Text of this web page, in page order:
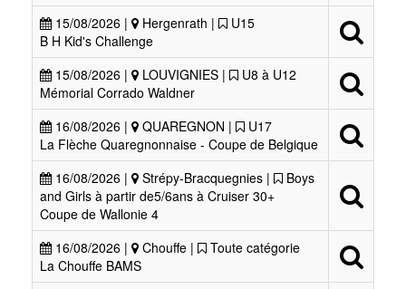
15/08/2026 |
Hergenrath |
U15
B H Kid's Challenge
15/08/2026 |
LOUVIGNIES |
U8 à U12
Mémorial Corrado Waldner
16/08/2026 |
QUAREGNON |
U17
La Flèche Quaregnonnaise - Coupe de Belgique
16/08/2026 |
Strépy-Bracquegnies |
Boys
and Girls à partir de5/6ans à Cruiser 30+
Coupe de Wallonie 4
16/08/2026 |
Chouffe |
Toute catégorie
La Chouffe BAMS